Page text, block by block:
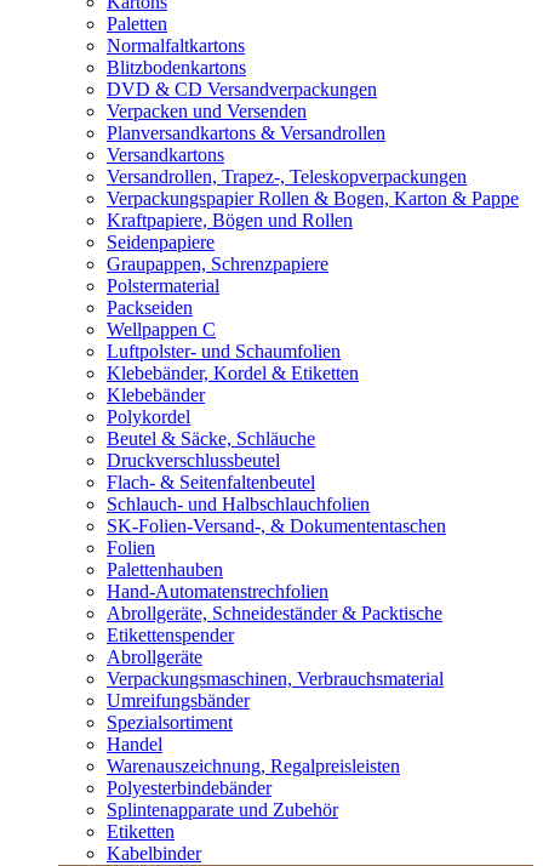
Paletten
Normalfaltkartons
Blitzbodenkartons
DVD & CD Versandverpackungen
Verpacken und Versenden
Planversandkartons & Versandrollen
Versandkartons
Versandrollen, Trapez-, Teleskopverpackungen
Verpackungspapier Rollen & Bogen, Karton & Pappe
Kraftpapiere, Bögen und Rollen
Seidenpapiere
Graupappen, Schrenzpapiere
Polstermaterial
Packseiden
Wellpappen C
Luftpolster- und Schaumfolien
Klebebänder, Kordel & Etiketten
Klebebänder
Polykordel
Beutel & Säcke, Schläuche
Druckverschlussbeutel
Flach- & Seitenfaltenbeutel
Schlauch- und Halbschlauchfolien
SK-Folien-Versand-, & Dokumententaschen
Folien
Palettenhauben
Hand-Automatenstrechfolien
Abrollgeräte, Schneideständer & Packtische
Etikettenspender
Abrollgeräte
Verpackungsmaschinen, Verbrauchsmaterial
Umreifungsbänder
Spezialsortiment
Handel
Warenauszeichnung, Regalpreisleisten
Polyesterbindebänder
Splintenapparate und Zubehör
Etiketten
Kabelbinder